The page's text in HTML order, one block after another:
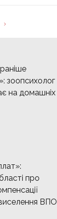
зоопсихолог
на домашніх
про
ВПО